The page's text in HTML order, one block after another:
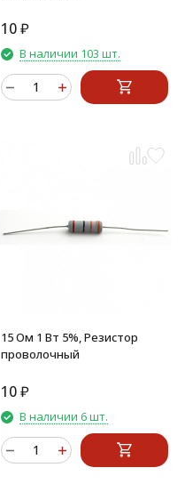
10₽
В наличии 103 шт.
15 Ом 1 Вт 5%, Резистор
проволочный
10₽
В наличии 6 шт.